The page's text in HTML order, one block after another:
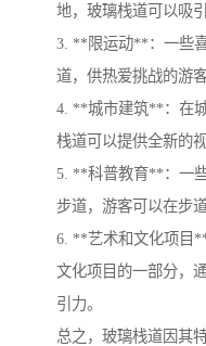
地，玻璃栈道可以吸
3. **限运动**：一些
道，供热爱挑战的游
4. **城市建筑**：在
栈道可以提供全新的
5. **科普教育**：一
步道，游客可以在步
6. **艺术和文化项目
文化项目的一部分，
引力。
总之，玻璃栈道因其